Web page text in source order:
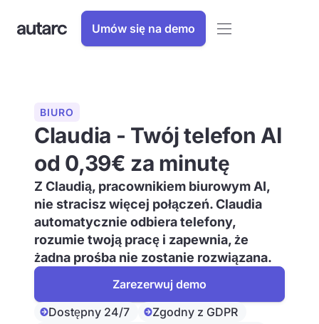
Umów się na demo
BIURO
Claudia - Twój telefon AI
od 0,39€ za minutę
Z Claudią, pracownikiem biurowym AI,
nie stracisz więcej połączeń. Claudia
automatycznie odbiera telefony,
rozumie twoją pracę i zapewnia, że
żadna prośba nie zostanie rozwiązana.
Zarezerwuj demo
Dostępny 24/7
Zgodny z GDPR